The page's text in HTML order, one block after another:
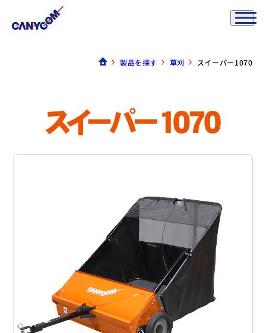
製品を探す 草刈 スイーパー1070